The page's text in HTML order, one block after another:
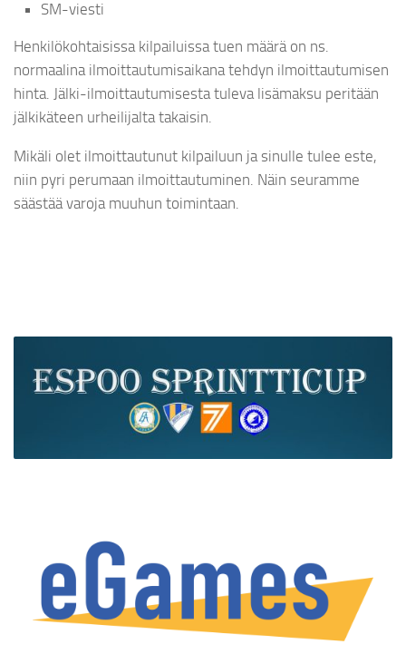
SM-viesti
Henkilökohtaisissa kilpailuissa tuen määrä on ns.
normaalina ilmoittautumisaikana tehdyn ilmoittautumisen
hinta. Jälki-ilmoittautumisesta tuleva lisämaksu peritään
jälkikäteen urheilijalta takaisin.
Mikäli olet ilmoittautunut kilpailuun ja sinulle tulee este,
niin pyri perumaan ilmoittautuminen. Näin seuramme
säästää varoja muuhun toimintaan.